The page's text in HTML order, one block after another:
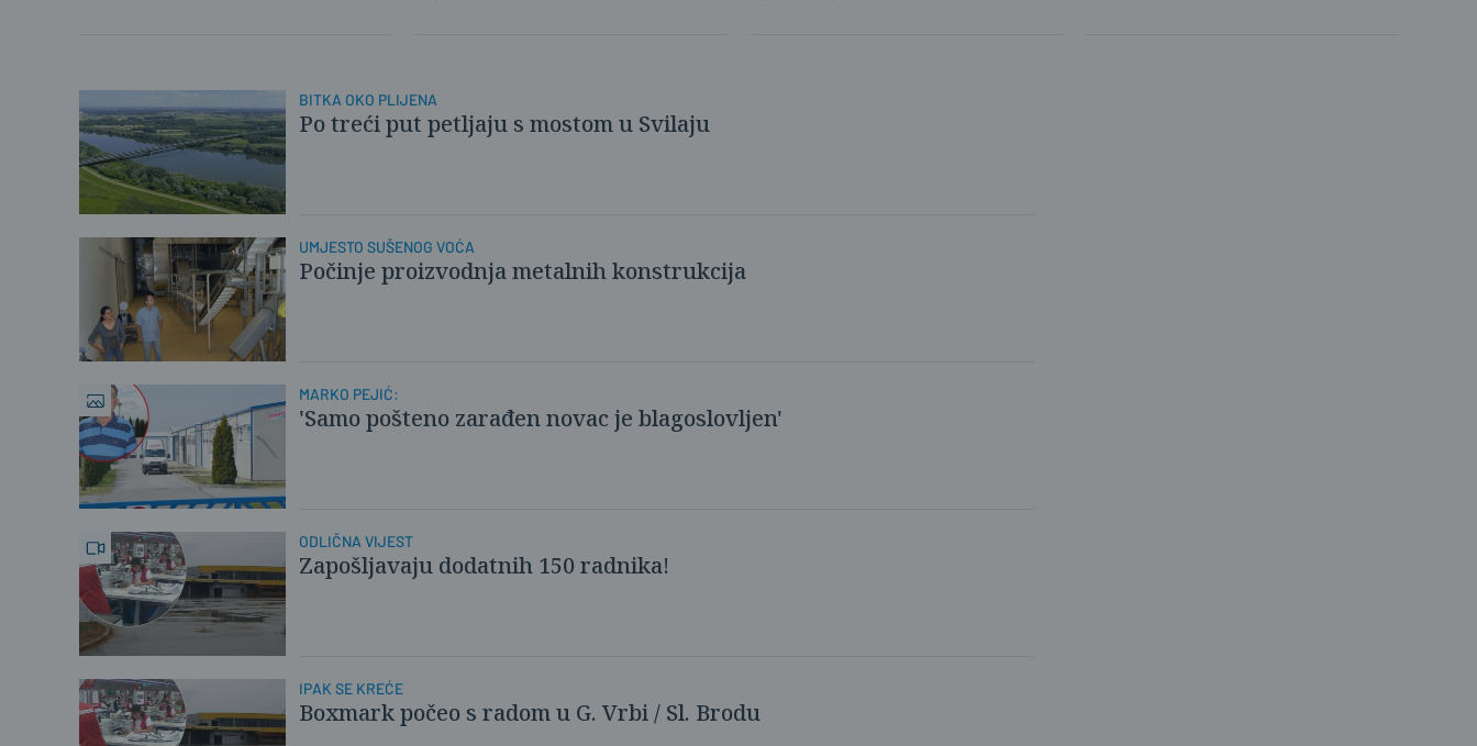
BITKA OKO PLIJENA
Po treći put petljaju s mostom u Svilaju
UMJESTO SUŠENOG VOĆA
Počinje proizvodnja metalnih konstrukcija
MARKO PEJIĆ:
'Samo pošteno zarađen novac je blagoslovljen'
ODLIČNA VIJEST
Zapošljavaju dodatnih 150 radnika!
IPAK SE KREĆE
Boxmark počeo s radom u G. Vrbi / Sl. Brodu